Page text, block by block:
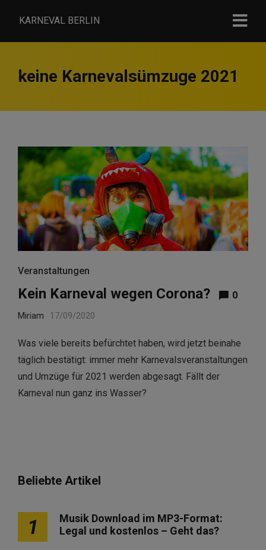
KARNEVAL BERLIN
keine Karnevalsümzuge 2021
Veranstaltungen
Kein Karneval wegen Corona? 0
Miriam 17/09/2020
Was viele bereits befürchtet haben, wird jetzt beinahe
täglich bestätigt: immer mehr Karnevalsveranstaltungen
und Umzüge für 2021 werden abgesagt. Fällt der
Karneval nun ganz ins Wasser?
Beliebte Artikel
1
Musik Download im MP3-Format:
Legal und kostenlos – Geht das?